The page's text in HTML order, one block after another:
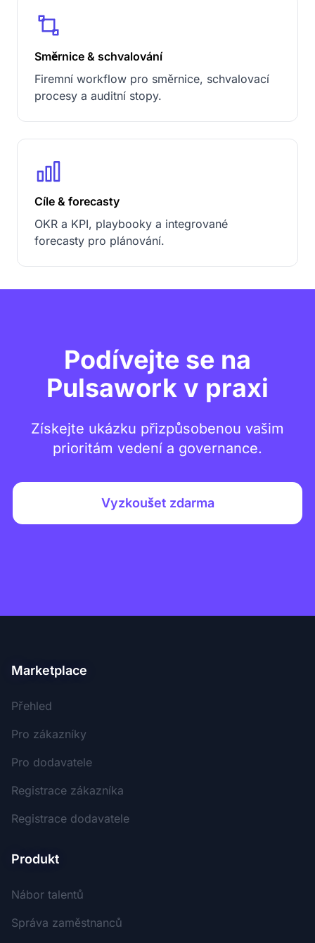
Směrnice & schvalování
Firemní workflow pro směrnice, schvalovací
procesy a auditní stopy.
Cíle & forecasty
OKR a KPI, playbooky a integrované
forecasty pro plánování.
Podívejte se na
Pulsawork v praxi
Získejte ukázku přizpůsobenou vašim
prioritám vedení a governance.
Vyzkoušet zdarma
Marketplace
Přehled
Pro zákazníky
Pro dodavatele
Registrace zákazníka
Registrace dodavatele
Produkt
Nábor talentů
Správa zaměstnanců